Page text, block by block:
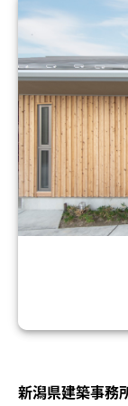
新潟県建築事務